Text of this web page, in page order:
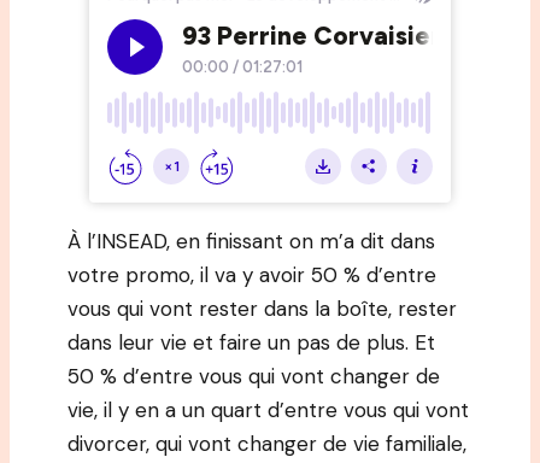
À l’INSEAD, en finissant on m’a dit dans
votre promo, il va y avoir 50 % d’entre
vous qui vont rester dans la boîte, rester
dans leur vie et faire un pas de plus. Et
50 % d’entre vous qui vont changer de
vie, il y en a un quart d’entre vous qui vont
divorcer, qui vont changer de vie familiale,